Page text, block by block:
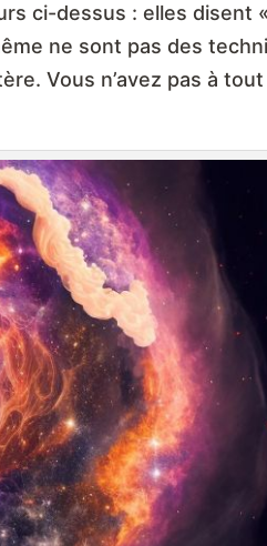
ci-dessus : elles disent
ne sont pas des
Vous n’avez pas à